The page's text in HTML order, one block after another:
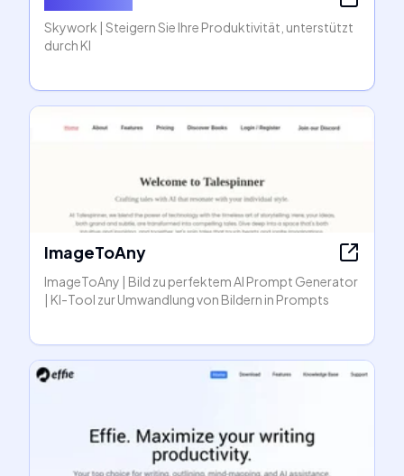
Skywork | Steigern Sie Ihre Produktivität, unterstützt
durch KI
ImageToAny
ImageToAny | Bild zu perfektem AI Prompt Generator
| KI-Tool zur Umwandlung von Bildern in Prompts